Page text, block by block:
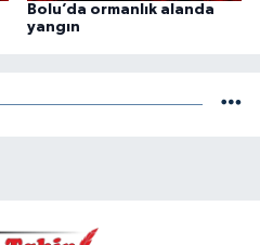
Bolu’da ormanlık alanda
yangın